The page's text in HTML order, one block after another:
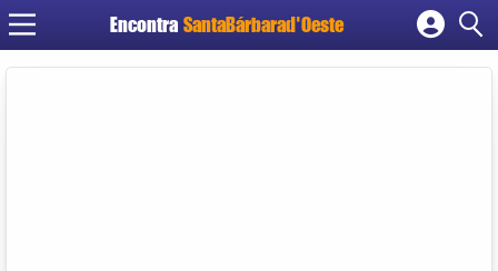
Encontra SantaBárbarad'Oeste
Cadastrar empresa